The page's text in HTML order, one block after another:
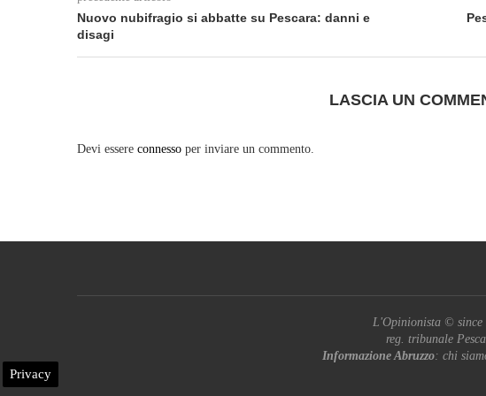
Nuovo nubifragio si abbatte su Pescara: danni e
disagi
LASCIA UN
Devi essere connesso per inviare un commento.
L'Opinionista © since
reg. tribunale
Informazione Abruzzo: chi
Privacy